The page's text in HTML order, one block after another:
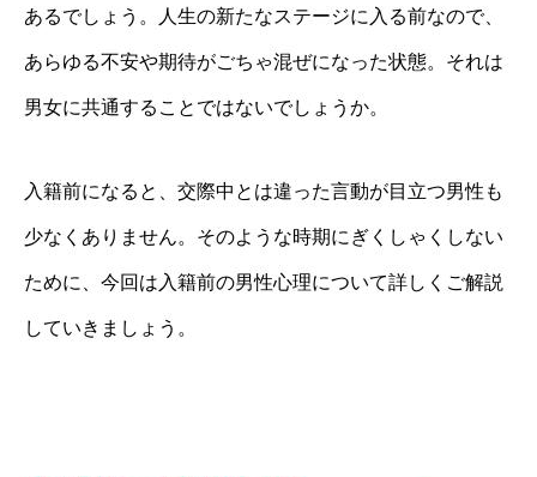
あるでしょう。人生の新たなステージに入る前なので、
あらゆる不安や期待がごちゃ混ぜになった状態。それは
男女に共通することではないでしょうか。
入籍前になると、交際中とは違った言動が目立つ男性も
少なくありません。そのような時期にぎくしゃくしない
ために、今回は入籍前の男性心理について詳しくご解説
していきましょう。